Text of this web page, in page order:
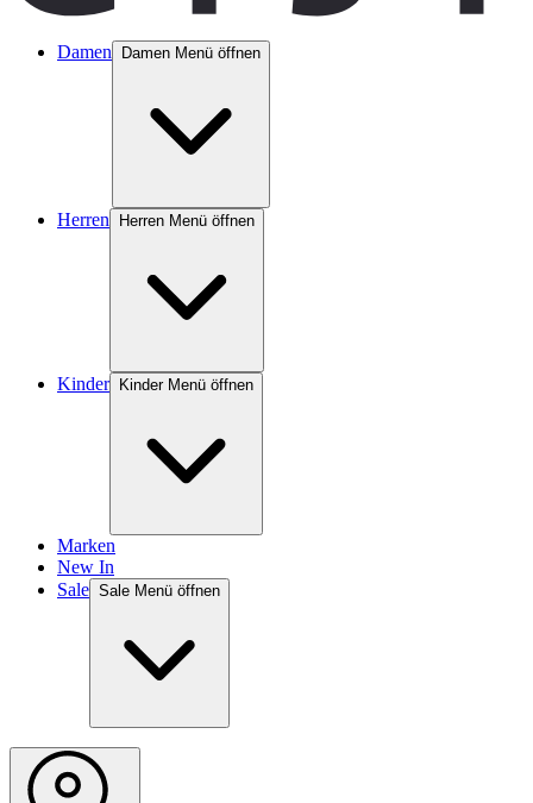
Damen Damen Menü öffnen
Herren Herren Menü öffnen
Kinder Kinder Menü öffnen
Marken
New In
Sale Sale Menü öffnen